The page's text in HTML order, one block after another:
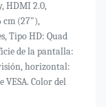
HDMI 2.0,
cm (27"),
Tipo HD: Quad
de la pantalla:
horizontal:
VESA. Color del